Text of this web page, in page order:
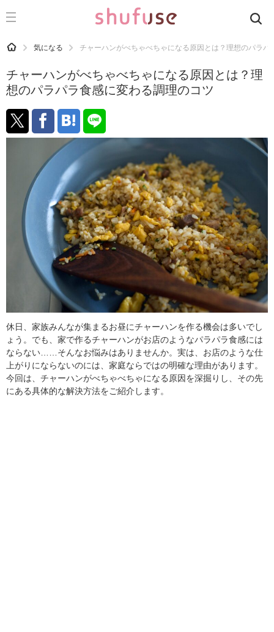
CATEGORY 記事カテゴリ
運気
洗濯
生活の知恵
掃除
マナー
食材辞典
おすすめ
HOME 気になる チャーハンがべちゃべちゃになる原因とは？理想のパラパ
チャーハンがべちゃべちゃになる原因とは？理
想のパラパラ食感に変わる調理のコツ
休日、家族みんなが集まるお昼にチャーハンを作る機会は多いでし
ょう。でも、家で作るチャーハンがお店のようなパラパラ食感には
ならない……そんなお悩みはありませんか。実は、お店のような仕
上がりにならないのには、家庭ならではの明確な理由があります。
今回は、チャーハンがべちゃべちゃになる原因を深掘りし、その先
にある具体的な解決方法をご紹介します。